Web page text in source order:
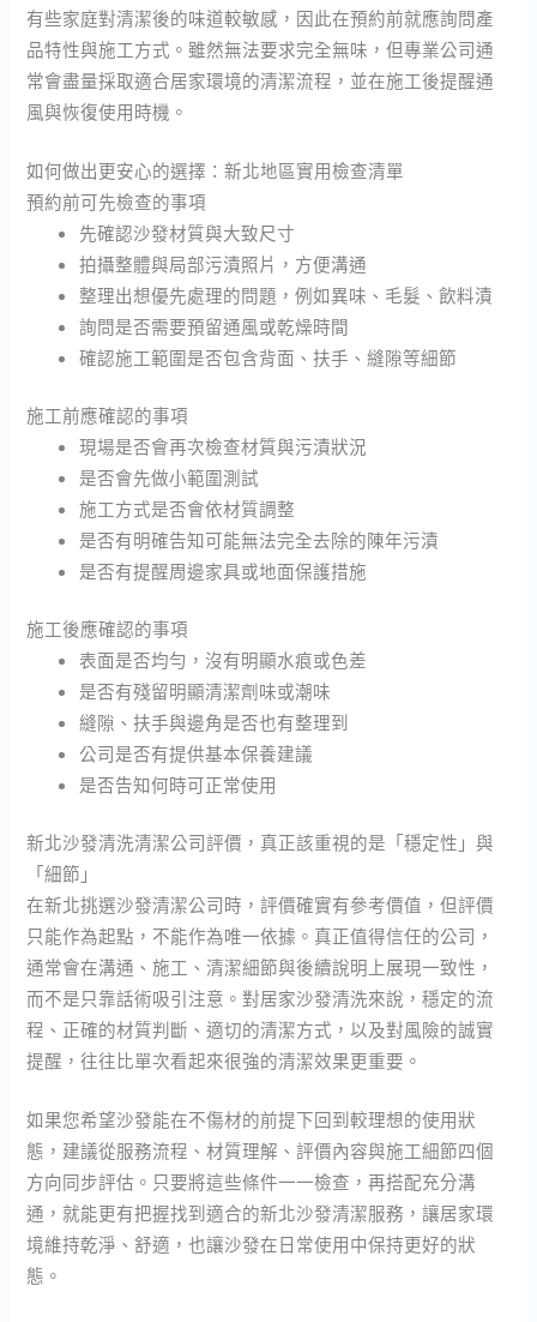
有些家庭對清潔後的味道較敏感，因此在預約前就應詢問產
品特性與施工方式。雖然無法要求完全無味，但專業公司通
常會盡量採取適合居家環境的清潔流程，並在施工後提醒通
風與恢復使用時機。
如何做出更安心的選擇：新北地區實用檢查清單
預約前可先檢查的事項
先確認沙發材質與大致尺寸
拍攝整體與局部污漬照片，方便溝通
整理出想優先處理的問題，例如異味、毛髮、飲料漬
詢問是否需要預留通風或乾燥時間
確認施工範圍是否包含背面、扶手、縫隙等細節
施工前應確認的事項
現場是否會再次檢查材質與污漬狀況
是否會先做小範圍測試
施工方式是否會依材質調整
是否有明確告知可能無法完全去除的陳年污漬
是否有提醒周邊家具或地面保護措施
施工後應確認的事項
表面是否均勻，沒有明顯水痕或色差
是否有殘留明顯清潔劑味或潮味
縫隙、扶手與邊角是否也有整理到
公司是否有提供基本保養建議
是否告知何時可正常使用
新北沙發清洗清潔公司評價，真正該重視的是「穩定性」與
「細節」
在新北挑選沙發清潔公司時，評價確實有參考價值，但評價
只能作為起點，不能作為唯一依據。真正值得信任的公司，
通常會在溝通、施工、清潔細節與後續說明上展現一致性，
而不是只靠話術吸引注意。對居家沙發清洗來說，穩定的流
程、正確的材質判斷、適切的清潔方式，以及對風險的誠實
提醒，往往比單次看起來很強的清潔效果更重要。
如果您希望沙發能在不傷材的前提下回到較理想的使用狀
態，建議從服務流程、材質理解、評價內容與施工細節四個
方向同步評估。只要將這些條件一一檢查，再搭配充分溝
通，就能更有把握找到適合的新北沙發清潔服務，讓居家環
境維持乾淨、舒適，也讓沙發在日常使用中保持更好的狀
態。